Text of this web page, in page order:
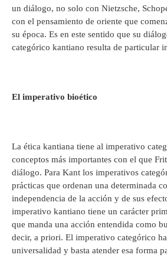
un diálogo, no solo con Nietzsche,
con el pensamiento de oriente que
su época. Es en este sentido que su
categórico kantiano resulta de particular
El imperativo bioético
La ética kantiana tiene al imperativo
conceptos más importantes con el que
diálogo. Para Kant los imperativos
prácticas que ordenan una determinada
independencia de la acción y de sus
imperativo kantiano tiene un carácter
que manda una acción entendida como
decir, a priori. El imperativo categórico
universalidad y basta atender esa forma